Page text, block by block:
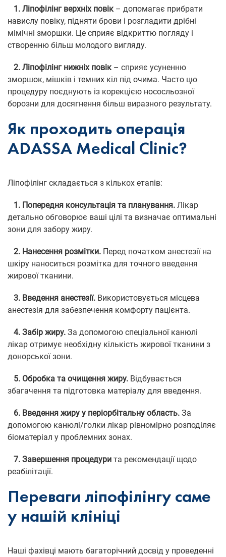
1. Ліпофілінг верхніх повік– допомагає прибрати
навислу повіку, підняти брови і розгладити дрібні
мімічні зморшки. Це сприяє відкриттю погляду і
створенню більш молодого вигляду.
2. Ліпофілінг нижніх повік– сприяє усуненню
зморшок, мішків і темних кіл під очима. Часто цю
процедуру поєднують із корекцією нососльозної
борозни для досягнення більш виразного результату.
Як проходить операція
ADASSA Medical Clinic?
Ліпофілінг складається з кількох етапів:
1. Попередня консультація та планування. Лікар
детально обговорює ваші цілі та визначає оптимальні
зони для забору жиру.
2. Нанесення розмітки. Перед початком анестезії на
шкіру наноситься розмітка для точного введення
жирової тканини.
3. Введення анестезії. Використовується місцева
анестезія для забезпечення комфорту пацієнта.
4. Забір жиру. За допомогою спеціальної канюлі
лікар отримує необхідну кількість жирової тканини з
донорської зони.
5. Обробка та очищення жиру. Відбувається
збагачення та підготовка матеріалу для введення.
6. Введення жиру у періорбітальну область. За
допомогою канюлі/голки лікар рівномірно розподіляє
біоматеріал у проблемних зонах.
7. Завершення процедури та рекомендації щодо
реабілітації.
Переваги ліпофілінгу саме
у нашій клініці
Наші фахівці мають багаторічний досвід у проведенні